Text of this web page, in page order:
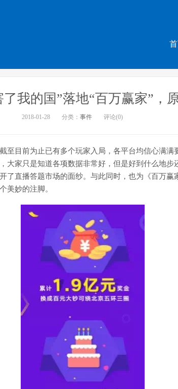
了我的国”落地“百万赢家”，
2018-01-28 分类： 事件 评论(0)
至目前为止已有多个玩家入局，各平台均信心满满
大家只是知道各项数据非常好，但是好到什么地步
了直播答题市场的面纱。与此同时，也为《百万赢
美妙的注脚。